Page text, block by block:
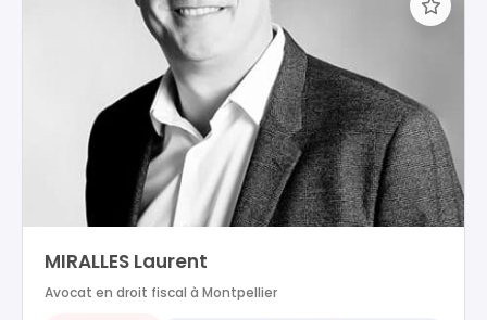
MIRALLES Laurent
Avocat en droit fiscal à Montpellier